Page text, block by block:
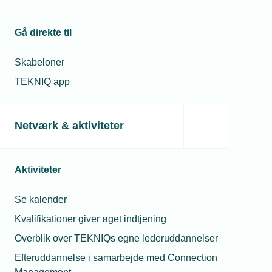
Gå direkte til
Skabeloner
TEKNIQ app
Netværk & aktiviteter
Aktiviteter
Se kalender
Kvalifikationer giver øget indtjening
Overblik over TEKNIQs egne lederuddannelser
Efteruddannelse i samarbejde med Connection
Materialepriser
stiger kraftigt
Relaterede nyheder